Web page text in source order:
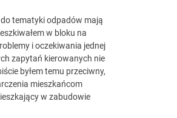
tematyki odpadów mają
w bloku na
i oczekiwania jednej
zapytań kierowanych nie
byłem temu przeciwny,
mieszkańcom
w zabudowie